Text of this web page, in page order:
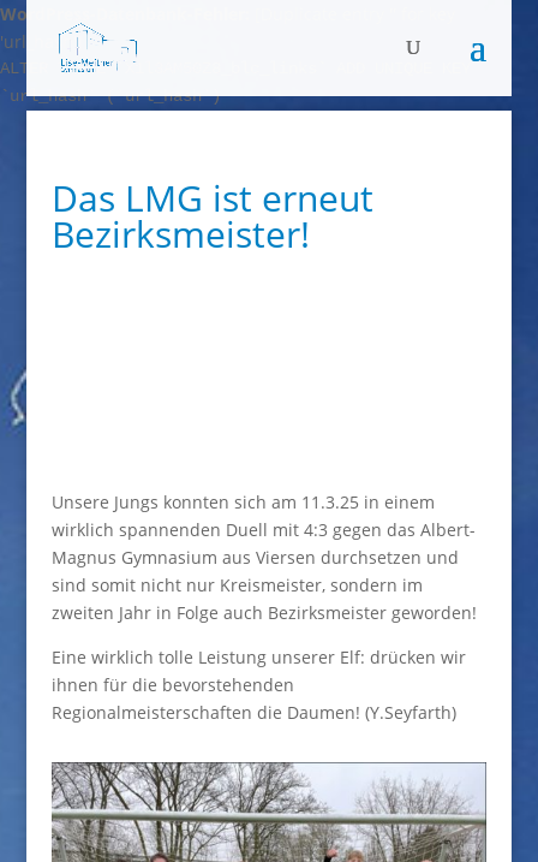
WordPress-Datenbank-Fehler:
'url_hash']
ALTER TABLE `X1l3AM50Z8_blc_links` ADD UNIQUE KEY
`url_hash` (`url_hash`)
Das LMG ist erneut
Bezirksmeister!
Unsere Jungs konnten sich am 11.3.25 in einem
wirklich spannenden Duell mit 4:3 gegen das Albert-
Magnus Gymnasium aus Viersen durchsetzen und
sind somit nicht nur Kreismeister, sondern im
zweiten Jahr in Folge auch Bezirksmeister geworden!
Eine wirklich tolle Leistung unserer Elf: drücken wir
ihnen für die bevorstehenden
Regionalmeisterschaften die Daumen! (Y.Seyfarth)